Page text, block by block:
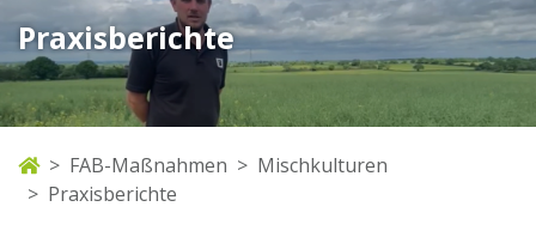
Praxisberichte
FAB-Maßnahmen
Mischkulturen
Praxisberichte